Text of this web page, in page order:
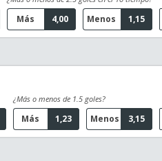
4,00
Más 1,15
Menos
¿Más o menos de 1.5 goles?
1,23
Más 3,15
Menos